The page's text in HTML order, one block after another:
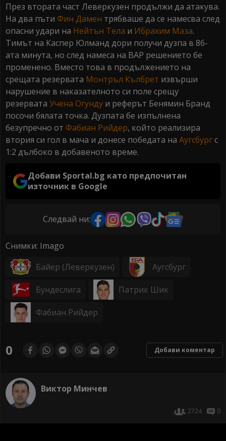
През втората част Леверкузен продължи да атакува.
На два пъти Фин Дамен трябваше да се намесва след
опасни удари на Нейтън Тела и Ибрахим Маза.
Тимът на Каспер Юлманд дори получи дузпа в 86-
ата минута, но след намеса на ВАР решението бе
променено. Вместо това в продължението на
срещата резервата Монтръл Кълбрет извърши
нарушение в наказателното си поле срещу
резервата Учена Огунду и реферът Бенямин Бранд
посочи бялата точка. Дузпата бе изпълнена
безупречно от Фабиан Рийдер, който реализира
втория си гол в мача и донесе победата на Аугсбургс
1:2 дълбоко в добавеното време.
Добави Sportal.bg като предпочитан
източник в Google
Следвай ни:
Снимки: Imago
Байер (Леверкузен)
Аугсбург
Бундеслига Патрик Шик
Фабиан Рийдер
0 Добави коментар
Виктор Минчев
2724 0